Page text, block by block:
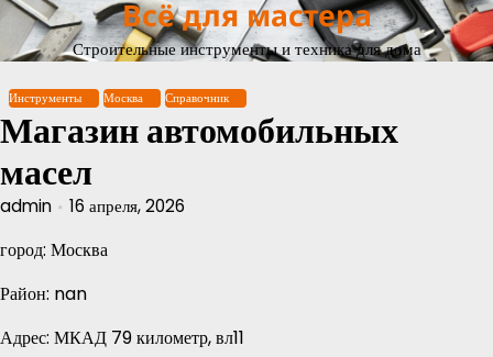
Перейти
содержимому
Всё для мастера
Строительные инструменты и техника для дома
Инструменты Москва Справочник
Магазин автомобильных
масел
admin 16 апреля, 2026
город: Москва
Район: nan
Адрес: МКАД 79 километр, вл11